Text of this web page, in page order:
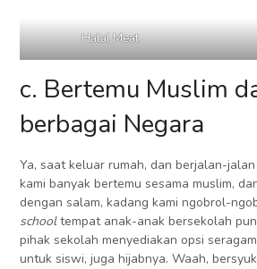
Halal Meat
c. Bertemu Muslim
berbagai Negara
Ya, saat keluar rumah, dan berjalan-
kami banyak bertemu sesama muslim,
dengan salam, kadang kami ngobrol-
schooltempat anak-anak bersekolah
pihak sekolah menyediakan opsi
untuk siswi, juga hijabnya. Waah,